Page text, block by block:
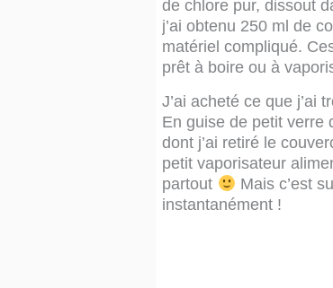
de chlore pur, dissout
j’ai obtenu 250 ml de
matériel compliqué.
prêt à boire ou à
J’ai acheté ce que j’ai
En guise de petit verre
dont j’ai retiré le
petit vaporisateur
partout
Mais c’est
instantanément !